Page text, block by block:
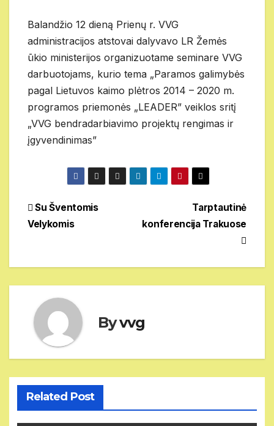
Balandžio 12 dieną Prienų r. VVG
administracijos atstovai dalyvavo LR Žemės
ūkio ministerijos organizuotame seminare VVG
darbuotojams, kurio tema „Paramos galimybės
pagal Lietuvos kaimo plėtros 2014 – 2020 m.
programos priemonės „LEADER” veiklos sritį
„VVG bendradarbiavimo projektų rengimas ir
įgyvendinimas”
Navigacija
tarp
įrašų
Tarptautinė
konferencija Trakuose
Su Šventomis
Velykomis
Byvvg
Related Post